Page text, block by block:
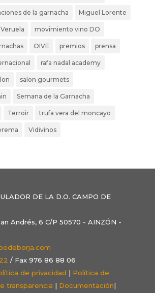
de la garnacha Miguel Lorente
movimiento vino DO
OIVE premios prensa
rafa nadal academy
salon gourmets
Semana de la Garnacha
Terroir trufa vera del moncayo
Vidivinos
DE LA D.O. CAMPO DE
Andrés, 6 C/P 50570 - AINZÓN -
/ Fax 976 86 88 06
de privacidad | Política de
transparencia | Documentación|